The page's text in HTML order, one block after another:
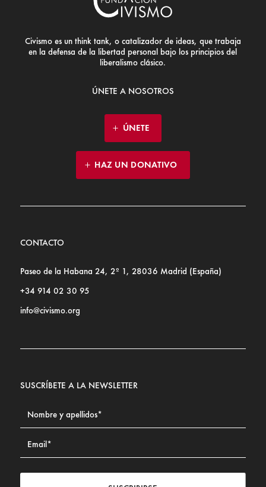
Civismo es un think tank, o catalizador de ideas, que trabaja
en la defensa de la libertad personal bajo los principios del
liberalismo clásico.
ÚNETE A NOSOTROS
ÚNETE
HAZ UN DONATIVO
CONTACTO
Paseo de la Habana 24, 2º 1, 28036 Madrid (España)
+34 914 02 30 95
info@civismo.org
SUSCRÍBETE A LA NEWSLETTER